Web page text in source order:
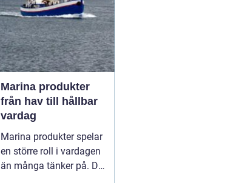
Marina produkter
från hav till hållbar
vardag
Marina produkter spelar
en större roll i vardagen
än många tänker på. De
syns inte bara på